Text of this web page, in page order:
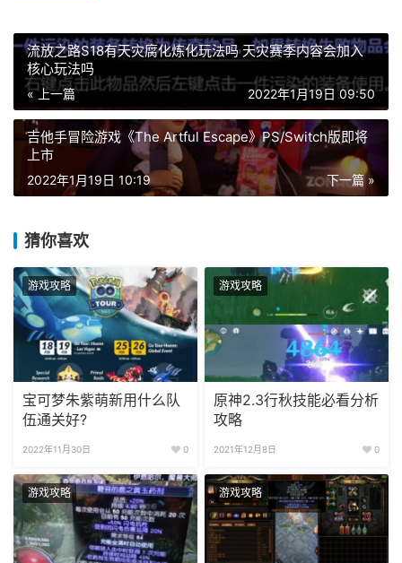
流放之路S18有天灾腐化炼化玩法吗 天灾赛季内容会加入
核心玩法吗
« 上一篇 2022年1月19日 09:50
吉他手冒险游戏《The Artful Escape》PS/Switch版即将
上市
下一篇 »
2022年1月19日 10:19
猜你喜欢
游戏攻略
宝可梦朱紫萌新用什么队
伍通关好?
2022年11月30日 0
游戏攻略
原神2.3行秋技能必看分析
攻略
2021年12月8日 0
游戏攻略 游戏攻略